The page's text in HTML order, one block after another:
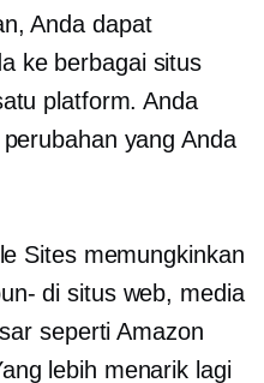
Anda dapat
ke berbagai situs
platform. Anda
yang Anda
Sites memungkinkan
di situs web, media
seperti Amazon
lebih menarik lagi